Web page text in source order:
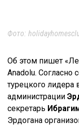
Фото:
Об этом пишет
Anadolu.
турецкого лидера
администрации
секретарь
Эрдогана